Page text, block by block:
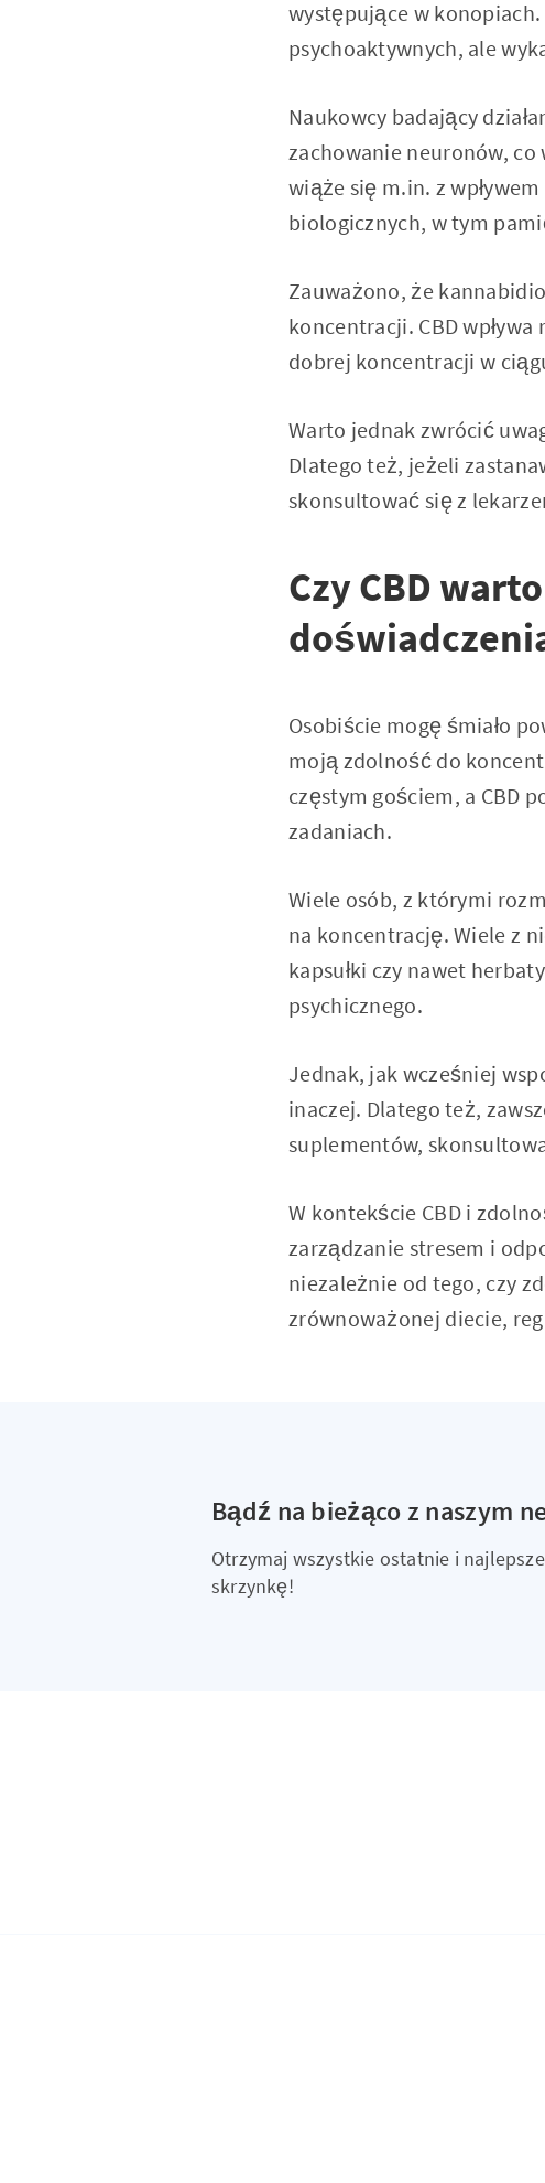
występujące w konopiach.
psychoaktywnych, ale
Naukowcy badający
zachowanie neuronów, co
wiąże się m.in. z
biologicznych, w tym
Zauważono, że
koncentracji. CBD
dobrej koncentracji w
Warto jednak zwrócić
Dlatego też, jeżeli
skonsultować się z
Czy CBD
Osobiście mogę śmiało
moją zdolność do
częstym gościem, a CBD
zadaniach.
Wiele osób, z którymi
na koncentrację. Wiele z
kapsułki czy nawet
psychicznego.
Jednak, jak wcześniej
inaczej. Dlatego też,
suplementów,
W kontekście CBD i
zarządzanie stresem i
niezależnie od tego, czy
zrównoważonej diecie,
Bądź na bieżąco z naszym
Otrzymaj wszystkie ostatnie i
skrzynkę!